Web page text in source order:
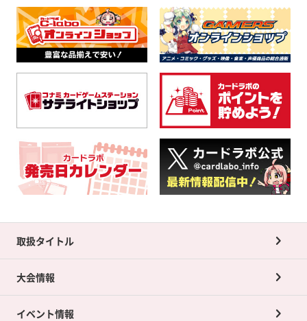
取扱タイトル
大会情報
イベント情報